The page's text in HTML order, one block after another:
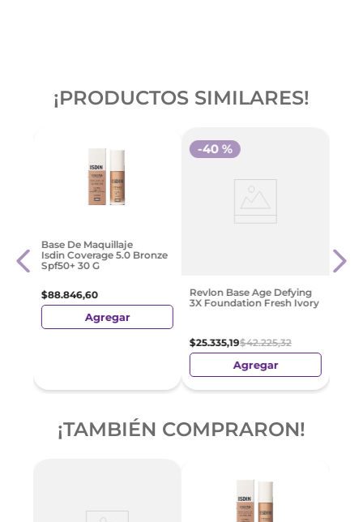
¡PRODUCTOS SIMILARES!
Base De Maquillaje
Isdin Coverage 5.0 Bronze
Spf50+ 30 G
$88.846,60
Agregar
Revlon Base Age Defying
3X Foundation Fresh Ivory
$25.335,19$42.225,32
-40 %
Agregar
253
¡TAMBIÉN COMPRARON!